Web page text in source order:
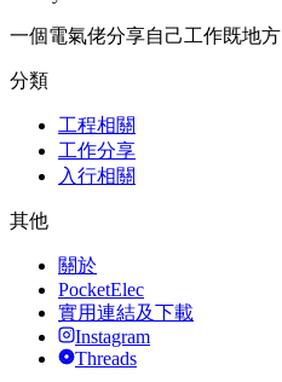
一個電氣佬分享自己工作既地方
分類
工程相關
工作分享
入行相關
其他
關於
PocketElec
實用連結及下載
Instagram
Threads